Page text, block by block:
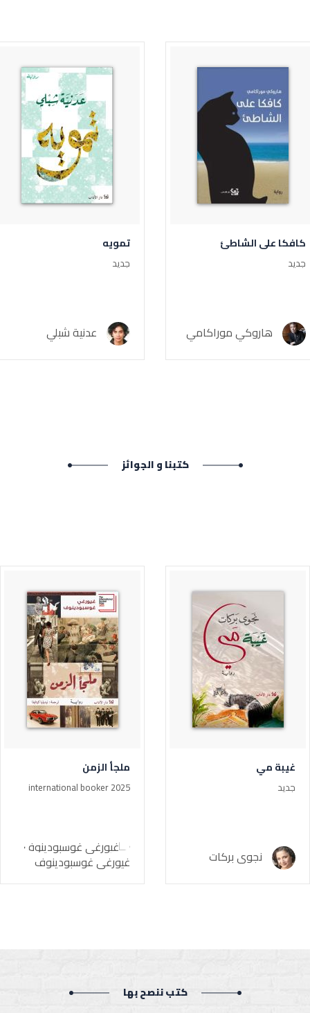
كافكا على الشاطئ
جديد
هاروكي موراكامي
تمويه
جديد
عدنية شبلي
كتبنا و الجوائز
غيبة مي
جديد
نجوى بركات
ملجأ الزمن
international booker 2025
غيورغي غوسبودينوف
كتب ننصح بها